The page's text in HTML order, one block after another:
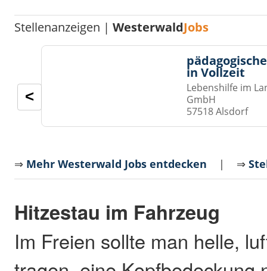
Stellenanzeigen |WesterwaldJobs
in Vollzeit
Lebenshilfe im
GmbH
57518 Alsdorf
<
⇒ Mehr Westerwald Jobs entdecken | ⇒
Hitzestau im Fahrzeug
Im Freien sollte man helle,